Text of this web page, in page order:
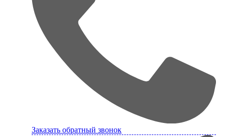
Заказать обратный звонок